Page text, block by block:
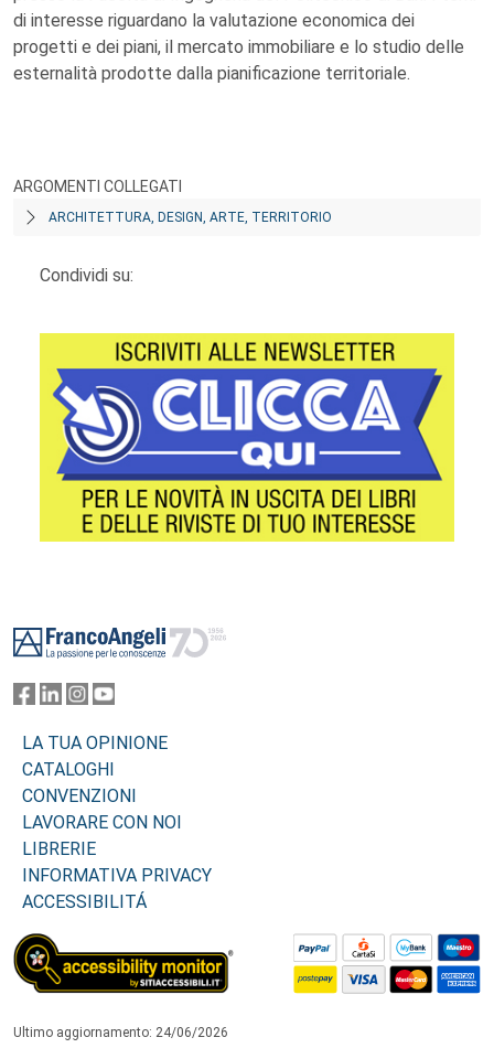
di interesse riguardano la valutazione economica dei
progetti e dei piani, il mercato immobiliare e lo studio delle
esternalità prodotte dalla pianificazione territoriale.
ARGOMENTI COLLEGATI
ARCHITETTURA, DESIGN, ARTE, TERRITORIO
Condividi su:
LA TUA OPINIONE
CATALOGHI
CONVENZIONI
LAVORARE CON NOI
LIBRERIE
INFORMATIVA PRIVACY
ACCESSIBILITÁ
Ultimo aggiornamento: 24/06/2026